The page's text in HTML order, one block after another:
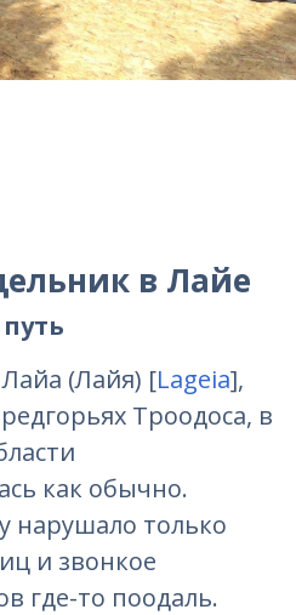
в Лайе
(Лайя) [Lageia],
Троодоса, в
как обычно.
нарушало только
и звонкое
где-то поодаль.